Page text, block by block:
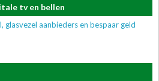
tv en bellen
glasvezel aanbieders en bespaar geld